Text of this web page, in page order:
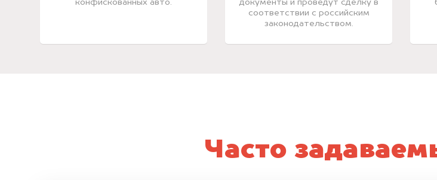
конфискованных авто.
документы и проведут сделку в
соответствии с российским
законодательством.
Часто